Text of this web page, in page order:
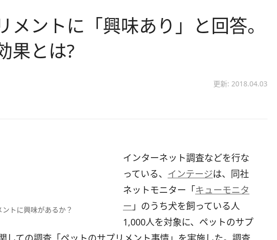
メントに「興味あり」と回答。
果とは?
更新: 2018.04.03
トに興味があるか？
インターネット調査などを行な
っている、 インテージは、同社
ネットモニター「キューモニタ
ー 」のうち犬を飼っている人
1,000人を対象に、ペットのサプ